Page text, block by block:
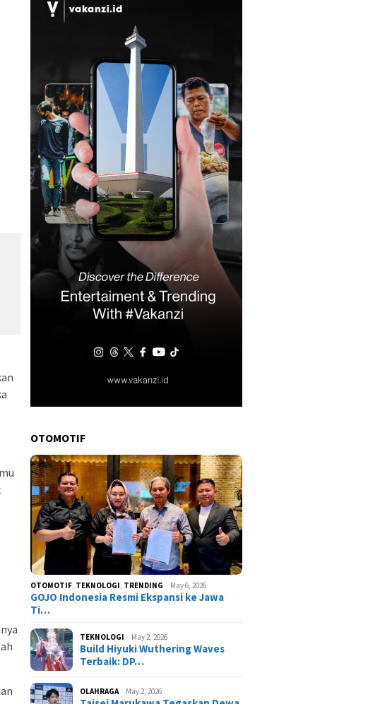
OTOMOTIF
OTOMOTIF, TEKNOLOGI, TRENDING May 6, 2026
GOJO Indonesia Resmi Ekspansi ke Jawa
Ti…
TEKNOLOGI May 2, 2026
Build Hiyuki Wuthering Waves
Terbaik: DP…
OLAHRAGA May 2, 2026